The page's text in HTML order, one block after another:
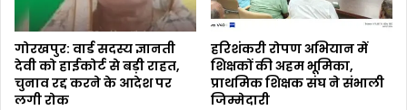
गोरखपुर: वार्ड सदस्य ज्ञानती
देवी को हाईकोर्ट से बड़ी राहत,
चुनाव रद्द करने के आदेश पर
लगी रोक
हरिशंकरी रोपण अभियान में
शिक्षकों की अहम भूमिका,
प्राथमिक शिक्षक संघ ने संभाली
जिम्मेदारी